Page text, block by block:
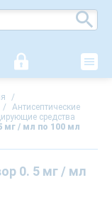
/
/ Антисептические
средства
мг / мл по 100 мл
0. 5 мг / мл